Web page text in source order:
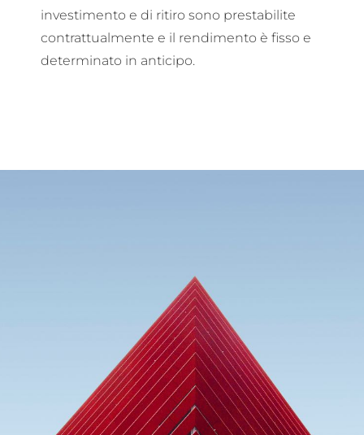
investimento e di ritiro sono prestabilite
contrattualmente e il rendimento è fisso e
determinato in anticipo.